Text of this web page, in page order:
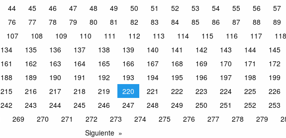
44 45 46 47 48 49 50 51 52 53 54 55 56 57
76 77 78 79 80 81 82 83 84 85 86 87 88 89
107 108 109 110 111 112 113 114 115 116 117 118
134 135 136 137 138 139 140 141 142 143 144 145
161 162 163 164 165 166 167 168 169 170 171 172
188 189 190 191 192 193 194 195 196 197 198 199
215 216 217 218 219 220 221 222 223 224 225 226
242 243 244 245 246 247 248 249 250 251 252 253
269 270 271 272 273 274 275 276 277 278 279
Siguiente